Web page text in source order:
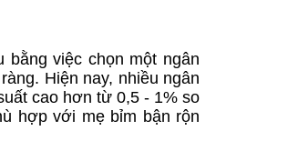
việc chọn một ngân
Hiện nay, nhiều ngân
cao hơn từ 0,5 - 1% so
hợp với mẹ bỉm bận rộn